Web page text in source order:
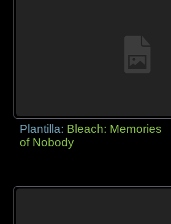
Plantilla: Bleach: Memories
of Nobody